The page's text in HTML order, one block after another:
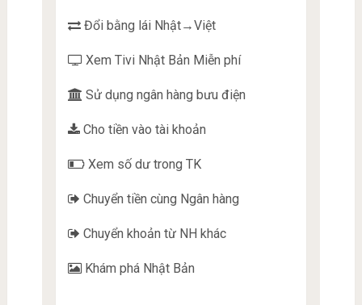
Đổi bằng lái Nhật→Việt
Xem Tivi Nhật Bản Miễn phí
Sử dụng ngân hàng bưu điện
Cho tiền vào tài khoản
Xem số dư trong TK
Chuyển tiền cùng Ngân hàng
Chuyển khoản từ NH khác
Khám phá Nhật Bản